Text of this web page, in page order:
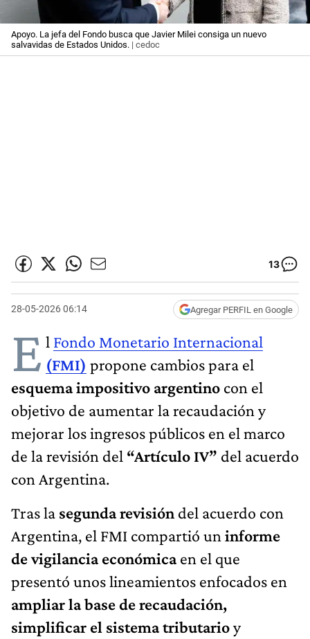
Apoyo. La jefa del Fondo busca que Javier Milei consiga un nuevo
salvavidas de Estados Unidos. | cedoc
13
28-05-2026 06:14 Agregar PERFIL en Google
E l Fondo Monetario Internacional
(FMI) propone cambios para el
esquema impositivo argentino con el
objetivo de aumentar la recaudación y
mejorar los ingresos públicos en el marco
de la revisión del “Artículo IV” del acuerdo
con Argentina.
Tras la segunda revisión del acuerdo con
Argentina, el FMI compartió un informe
de vigilancia económicaen el que
presentó unos lineamientos enfocados en
ampliar la base de recaudación,
simplificar el sistema tributarioy